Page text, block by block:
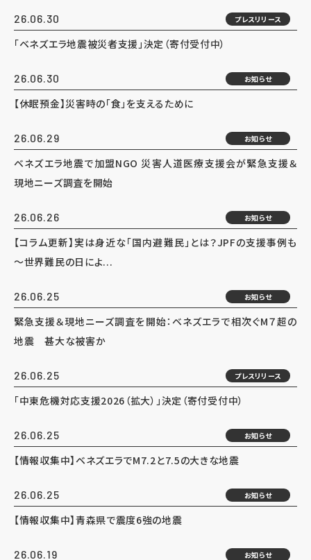
26.06.30 プレスリリース
「ベネズエラ地震被災者支援」決定（寄付受付中）
26.06.30 お知らせ
【休眠預金】災害時の「食」を支えるために
26.06.29 お知らせ
ベネズエラ地震で加盟NGO 災害人道医療支援会が緊急支援＆
現地ニーズ調査を開始
26.06.26 お知らせ
【コラム更新】実は身近な「国内避難民」とは？JPFの支援事例も
～世界難民の日によ...
26.06.25 お知らせ
緊急支援＆現地ニーズ調査を開始：ベネズエラで相次ぐM７超の
地震 甚大な被害か
26.06.25 プレスリリース
「中東危機対応支援2026（拡大）」決定（寄付受付中）
26.06.25 お知らせ
【情報収集中】ベネズエラでM7.2と7.5の大きな地震
26.06.25 お知らせ
【情報収集中】青森県で震度6強の地震
26.06.19 お知らせ